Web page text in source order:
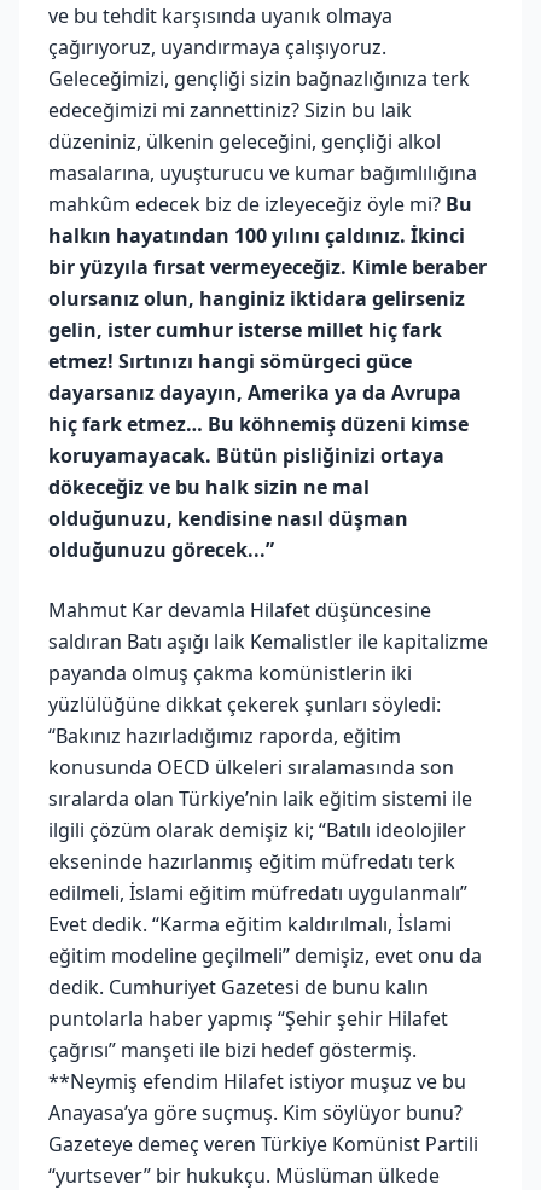
ve bu tehdit karşısında uyanık olmaya
çağırıyoruz, uyandırmaya çalışıyoruz.
Geleceğimizi, gençliği sizin bağnazlığınıza terk
edeceğimizi mi zannettiniz? Sizin bu laik
düzeniniz, ülkenin geleceğini, gençliği alkol
masalarına, uyuşturucu ve kumar bağımlılığına
mahkûm edecek biz de izleyeceğiz öyle mi? Bu
halkın hayatından 100 yılını çaldınız. İkinci
bir yüzyıla fırsat vermeyeceğiz. Kimle beraber
olursanız olun, hanginiz iktidara gelirseniz
gelin, ister cumhur isterse millet hiç fark
etmez! Sırtınızı hangi sömürgeci güce
dayarsanız dayayın, Amerika ya da Avrupa
hiç fark etmez… Bu köhnemiş düzeni kimse
koruyamayacak. Bütün pisliğinizi ortaya
dökeceğiz ve bu halk sizin ne mal
olduğunuzu, kendisine nasıl düşman
olduğunuzu görecek...”
Mahmut Kar devamla Hilafet düşüncesine
saldıran Batı aşığı laik Kemalistler ile kapitalizme
payanda olmuş çakma komünistlerin iki
yüzlülüğüne dikkat çekerek şunları söyledi:
“Bakınız hazırladığımız raporda, eğitim
konusunda OECD ülkeleri sıralamasında son
sıralarda olan Türkiye’nin laik eğitim sistemi ile
ilgili çözüm olarak demişiz ki; “Batılı ideolojiler
ekseninde hazırlanmış eğitim müfredatı terk
edilmeli, İslami eğitim müfredatı uygulanmalı”
Evet dedik. “Karma eğitim kaldırılmalı, İslami
eğitim modeline geçilmeli” demişiz, evet onu da
dedik. Cumhuriyet Gazetesi de bunu kalın
puntolarla haber yapmış “Şehir şehir Hilafet
çağrısı” manşeti ile bizi hedef göstermiş.
**Neymiş efendim Hilafet istiyor muşuz ve bu
Anayasa’ya göre suçmuş. Kim söylüyor bunu?
Gazeteye demeç veren Türkiye Komünist Partili
“yurtsever” bir hukukçu. Müslüman ülkede